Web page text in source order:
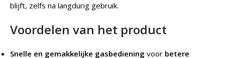
blijft, zelfs na langdurig gebruik.
Voordelen van het product
Snelle en gemakkelijke gasbediening voor betere